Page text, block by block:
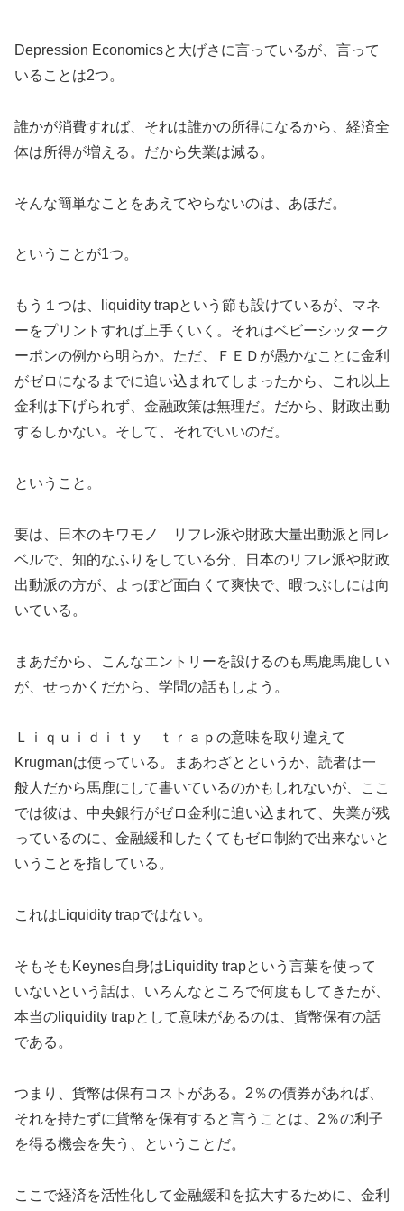
Depression Economicsと大げさに言っているが、言って
いることは2つ。
誰かが消費すれば、それは誰かの所得になるから、経済全
体は所得が増える。だから失業は減る。
そんな簡単なことをあえてやらないのは、あほだ。
ということが1つ。
もう１つは、liquidity trapという節も設けているが、マネ
ーをプリントすれば上手くいく。それはベビーシッターク
ーポンの例から明らか。ただ、ＦＥＤが愚かなことに金利
がゼロになるまでに追い込まれてしまったから、これ以上
金利は下げられず、金融政策は無理だ。だから、財政出動
するしかない。そして、それでいいのだ。
ということ。
要は、日本のキワモノ リフレ派や財政大量出動派と同レ
ベルで、知的なふりをしている分、日本のリフレ派や財政
出動派の方が、よっぽど面白くて爽快で、暇つぶしには向
いている。
まあだから、こんなエントリーを設けるのも馬鹿馬鹿しい
が、せっかくだから、学問の話もしよう。
Ｌｉｑｕｉｄｉｔｙ ｔｒａｐの意味を取り違えて
Krugmanは使っている。まあわざとというか、読者は一
般人だから馬鹿にして書いているのかもしれないが、ここ
では彼は、中央銀行がゼロ金利に追い込まれて、失業が残
っているのに、金融緩和したくてもゼロ制約で出来ないと
いうことを指している。
これはLiquidity trapではない。
そもそもKeynes自身はLiquidity trapという言葉を使って
いないという話は、いろんなところで何度もしてきたが、
本当のliquidity trapとして意味があるのは、貨幣保有の話
である。
つまり、貨幣は保有コストがある。2％の債券があれば、
それを持たずに貨幣を保有すると言うことは、2％の利子
を得る機会を失う、ということだ。
ここで経済を活性化して金融緩和を拡大するために、金利